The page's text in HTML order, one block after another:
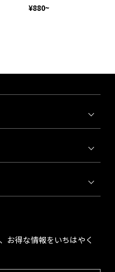
¥880~
お得な情報をいちはやく